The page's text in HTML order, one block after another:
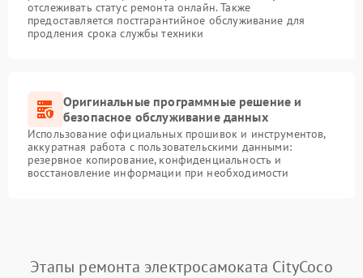
отслеживать статус ремонта онлайн. Также
предоставляется постгарантийное обслуживание для
продления срока службы техники
Оригинальные программные решение и
безопасное обслуживание данных
Использование официальных прошивок и инструментов,
аккуратная работа с пользовательскими данными:
резервное копирование, конфиденциальность и
восстановление информации при необходимости
Этапы ремонта электросамоката CityCoco